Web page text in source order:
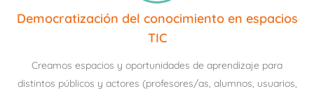
Democratización del conocimiento en espacios
TIC
Creamos espacios y oportunidades de aprendizaje para
distintos públicos y actores (profesores/as, alumnos, usuarios,